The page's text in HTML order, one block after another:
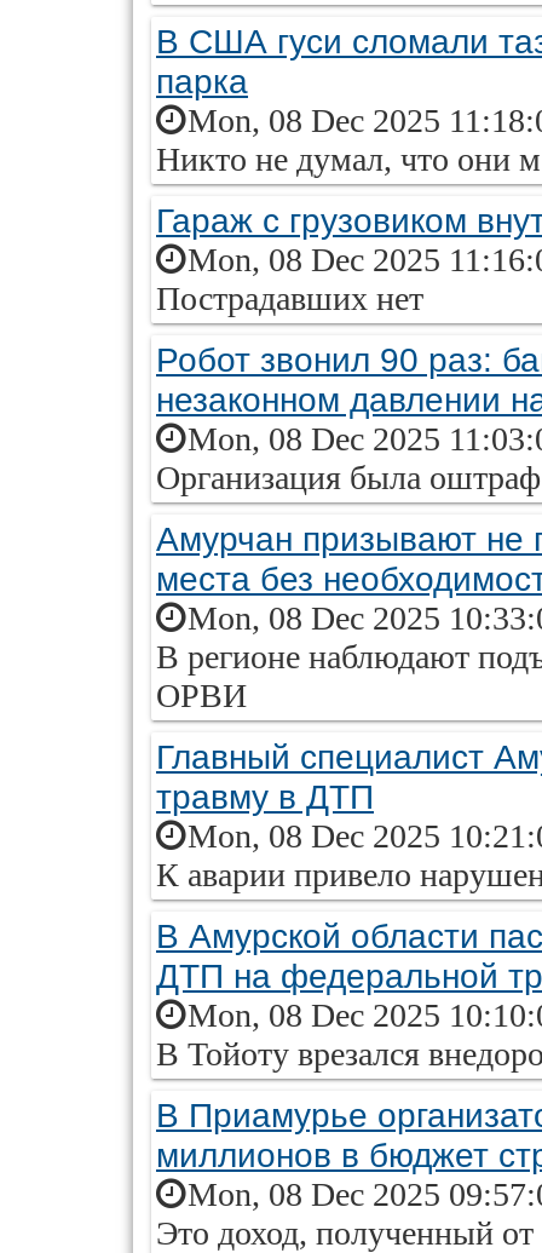
В США гуси сломали
парка
Mon, 08 Dec 2025
Никто не думал, что они
Гараж с грузовиком
Mon, 08 Dec 2025
Пострадавших нет
Робот звонил 90 раз:
незаконном давлении
Mon, 08 Dec 2025
Организация была
Амурчан призывают не
места без
Mon, 08 Dec 2025
В регионе наблюдают
ОРВИ
Главный специалист
травму в ДТП
Mon, 08 Dec 2025
К аварии привело
В Амурской области
ДТП на федеральной
Mon, 08 Dec 2025
В Тойоту врезался
В Приамурье
миллионов в бюджет
Mon, 08 Dec 2025
Это доход, полученный от